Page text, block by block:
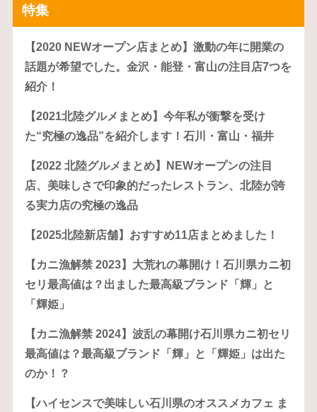
特集
【2020 NEWオープン店まとめ】激動の年に開業の
話題が希望でした。金沢・能登・富山の注目店7つを
紹介！
【2021北陸グルメまとめ】今年私が衝撃を受け
た“究極の逸品”を紹介します！石川・富山・福井
【2022 北陸グルメまとめ】NEWオープンの注目
店、美味しさで印象的だったレストラン、北陸が誇
る実力店の究極の逸品
【2025北陸新店舗】おすすめ11店まとめました！
【カニ漁解禁 2023】大荒れの幕開け！石川県カニ初
セリ最高値は？出ました最高級ブランド「輝」と
「輝姫」
【カニ漁解禁 2024】波乱の幕開け石川県カニ初セリ
最高値は？最高級ブランド「輝」と「輝姫」は出た
のか！？
【ハイセンスで美味しい石川県のオススメカフェ ま